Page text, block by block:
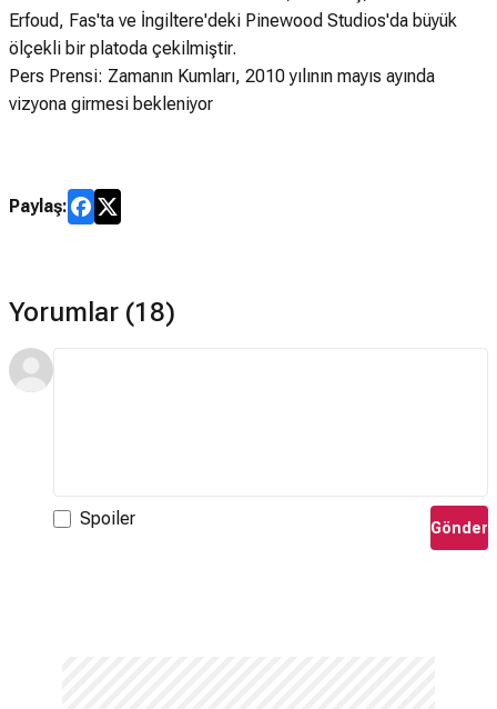
Erfoud, Fas'ta ve İngiltere'deki Pinewood Studios'da büyük
ölçekli bir platoda çekilmiştir.
Pers Prensi: Zamanın Kumları, 2010 yılının mayıs ayında
vizyona girmesi bekleniyor
Paylaş:
Yorumlar (18)
Spoiler Gönder